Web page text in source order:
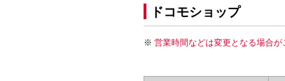
ドコモショップ
営業時間などは変更となる場合